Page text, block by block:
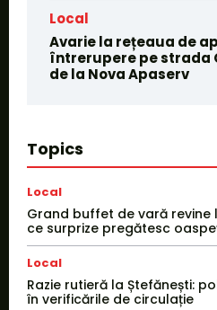
Local
Avarie la rețeaua de
întrerupere pe strada
de la Nova Apaserv
Topics
Local
Grand buffet de vară revine
ce surprize pregătesc
Local
Razie rutieră la Ștefănești:
în verificările de circulație